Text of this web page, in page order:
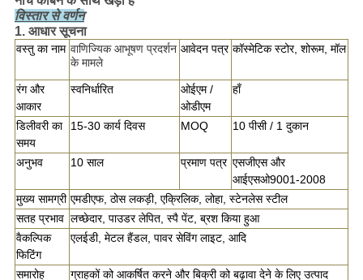
विस्तार से वर्णन
1. आधार सूचना
वस्तु का नाम वाणिज्यिक आभूषण प्रदर्शन
के मामले
आवेदन पत्र कॉस्मेटिक स्टोर, शोरूम, मॉल
रंग और
आकार
स्वनिर्धारित
ओईएम /
ओडीएम
हाँ
डिलीवरी का
समय
15-30 कार्य दिवस MOQ 10 पीसी / 1 दुकान
अनुभव 10 साल प्रमाण पत्र एसजीएस और
आईएसओ9001-2008
मुख्य सामग्री एमडीएफ, ठोस लकड़ी, एक्रिलिक, लोहा, स्टेनलेस स्टील
सतह प्रभाव लच्छेदार, पाउडर लेपित, स्पै पेंट, ब्रश किया हुआ
वैकल्पिक
फिटिंग
एलईडी, मेटल हैंडल, पावर सेविंग लाइट, आदि
समारोह
ग्राहकों को आकर्षित करने और बिक्री को बढ़ावा देने के लिए उत्पाद